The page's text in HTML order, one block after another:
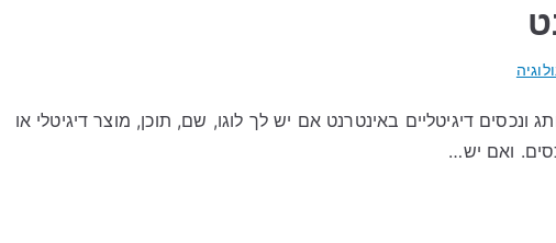
ונכסים דיגיטליים באינטרנט אם יש לך לוגו, שם, תוכן, מוצר דיגיטלי או
ואם יש…